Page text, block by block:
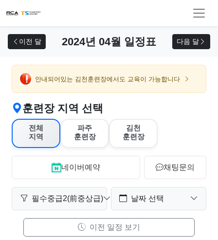
이전 달 2024년 04월 일정표 다음 달
안내되어있는 김천훈련장에서도 교육이 가능합니다
훈련장 지역 선택
전체
지역
파주
훈련장
김천
훈련장
네이버예약 채팅문의
필수중급2(前중상급) 날짜 선택
이전 일정 보기